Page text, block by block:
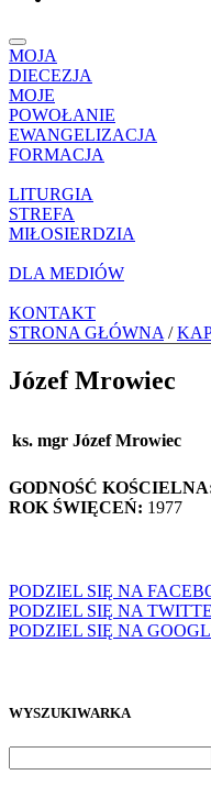
MOJA
DIECEZJA
MOJE
POWOŁANIE
EWANGELIZACJA
FORMACJA
LITURGIA
STREFA
MIŁOSIERDZIA
DLA MEDIÓW
KONTAKT
STRONA GŁÓWNA /
Józef Mrowiec
ks. mgr Józef Mrowiec
GODNOŚĆ
ROK ŚWIĘCEŃ: 1977
PODZIEL SIĘ NA
PODZIEL SIĘ NA
PODZIEL SIĘ NA
WYSZUKIWARKA